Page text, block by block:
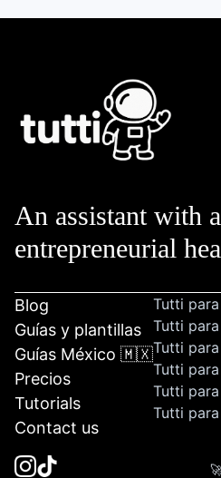
An assistant with
entrepreneurial
Blog
Guías y plantillas
Guías México 🇲🇽
Precios
Tutorials
Contact us
Tutti
Tutti
Tutti
Tutti
Tutti
Tutti